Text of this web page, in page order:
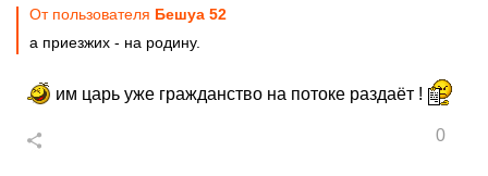
От пользователя Бешуа 52
а приезжих - на родину.
им царь уже гражданство на потоке раздаёт !
0